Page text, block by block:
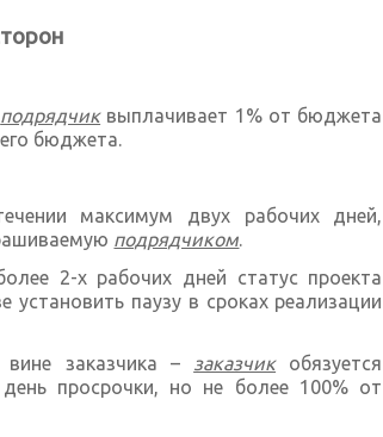
подрядчиквыплачивает 1% от бюджета
бюджета.
максимум двух рабочих дней,
подрядчиком.
2-х рабочих дней статус проекта
установить паузу в сроках реализации
заказчика – заказчикобязуется
просрочки, но не более 100% от